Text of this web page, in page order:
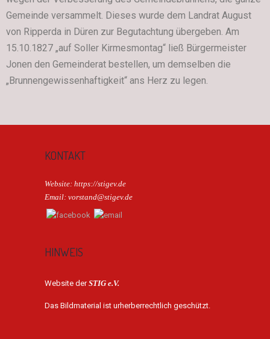
Gemeinde versammelt. Dieses wurde dem Landrat August
von Ripperda in Düren zur Begutachtung übergeben. Am
15.10.1827 „auf Soller Kirmesmontag“ ließ Bürgermeister
Jonen den Gemeinderat bestellen, um demselben die
„Brunnengewissenhaftigkeit“ ans Herz zu legen.
KONTAKT
Website: https://stigev.de
Email: vorstand@stigev.de
HINWEIS
Website derSTIG e.V.
Das Bildmaterial ist urherberrechtlich geschützt.